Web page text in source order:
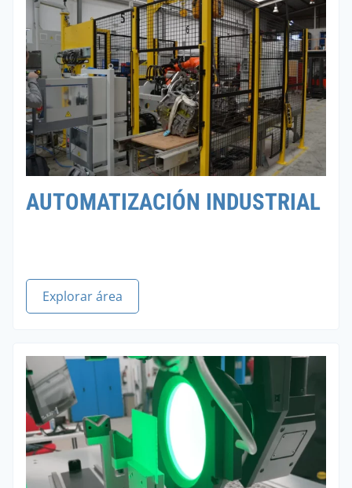
AUTOMATIZACIÓN INDUSTRIAL
Explorar área